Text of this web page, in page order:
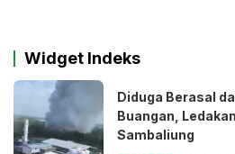
Widget Indeks
Diduga Berasal
Buangan,
Sambaliung